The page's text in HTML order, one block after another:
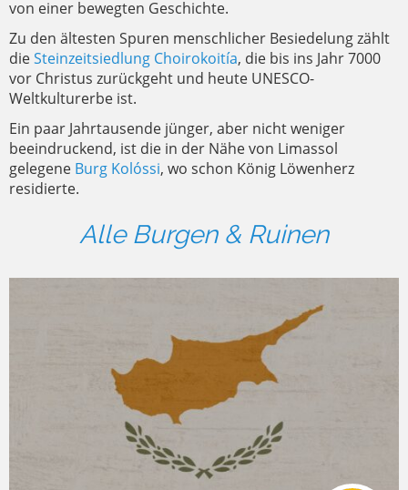
von einer bewegten Geschichte.
Zu den ältesten Spuren menschlicher Besiedelung zählt
dieSteinzeitsiedlung Choirokoitía, die bis ins Jahr 7000
vor Christus zurückgeht und heute UNESCO-
Weltkulturerbe ist.
Ein paar Jahrtausende jünger, aber nicht weniger
beeindruckend, ist die in der Nähe von Limassol
gelegene Burg Kolóssi, wo schon König Löwenherz
residierte.
Alle Burgen & Ruinen